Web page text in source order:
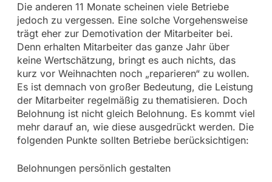
Die anderen 11 Monate scheinen viele Betriebe
jedoch zu vergessen. Eine solche Vorgehensweise
trägt eher zur Demotivation der Mitarbeiter bei.
Denn erhalten Mitarbeiter das ganze Jahr über
keine Wertschätzung, bringt es auch nichts, das
kurz vor Weihnachten noch „reparieren“ zu wollen.
Es ist demnach von großer Bedeutung, die Leistung
der Mitarbeiter regelmäßig zu thematisieren. Doch
Belohnung ist nicht gleich Belohnung. Es kommt viel
mehr darauf an, wie diese ausgedrückt werden. Die
folgenden Punkte sollten Betriebe berücksichtigen:
Belohnungen persönlich gestalten